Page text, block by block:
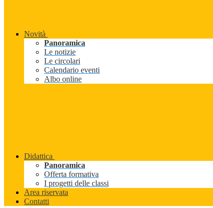
Novità
Panoramica
Le notizie
Le circolari
Calendario eventi
Albo online
Didattica
Panoramica
Offerta formativa
I progetti delle classi
Area riservata
Contatti